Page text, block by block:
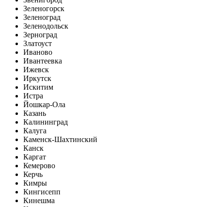
Зеленогорск
Зеленоград
Зеленодольск
Зерноград
Златоуст
Иваново
Ивантеевка
Ижевск
Иркутск
Искитим
Истра
Йошкар-Ола
Казань
Калининград
Калуга
Каменск-Шахтинский
Канск
Каргат
Кемерово
Керчь
Кимры
Кингисепп
Кинешма